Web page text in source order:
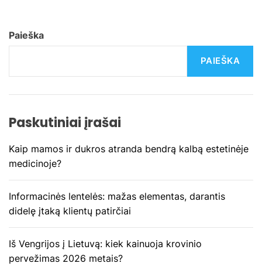
a
i
a
t
a
r
p
į
Paieška
PAIEŠKA
Paskutiniai įrašai
Kaip mamos ir dukros atranda bendrą kalbą estetinėje
medicinoje?
Informacinės lentelės: mažas elementas, darantis
didelę įtaką klientų patirčiai
Iš Vengrijos į Lietuvą: kiek kainuoja krovinio
pervežimas 2026 metais?